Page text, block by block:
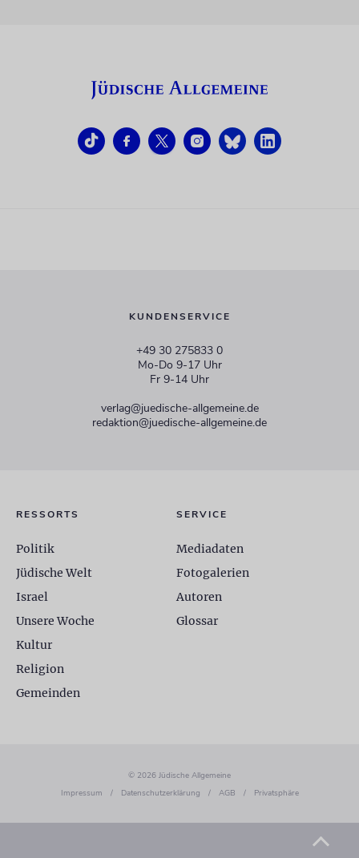
KUNDENSERVICE
+49 30 275833 0
Mo-Do 9-17 Uhr
Fr 9-14 Uhr
verlag@juedische-allgemeine.de
redaktion@juedische-allgemeine.de
RESSORTS
Politik
Jüdische Welt
Israel
Unsere Woche
Kultur
Religion
Gemeinden
SERVICE
Mediadaten
Fotogalerien
Autoren
Glossar
© 2026 Jüdische Allgemeine
Impressum
/ Datenschutzerklärung / AGB / Privatsphäre